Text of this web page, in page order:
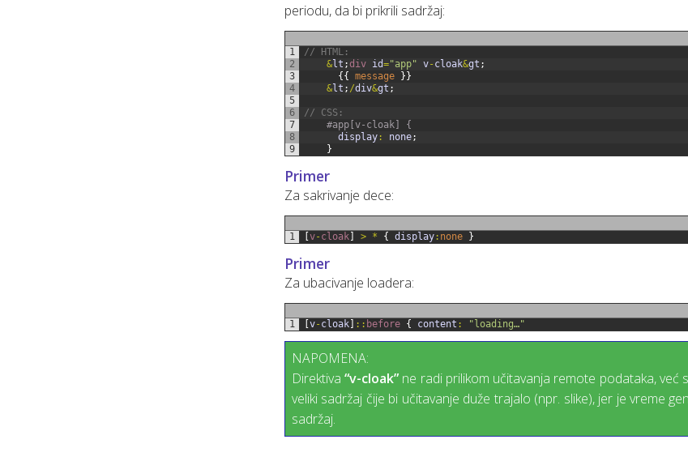
periodu, da bi prikrili sadržaj:
1
2
3
4
5
6
7
8
9
// HTML:
&lt ;div id="app" v- cloak&gt ;
{ { message } }
&lt ; /div&gt ;
// CSS:
#app[v-cloak] {
display : none;
}
Primer
Za sakrivanje dece:
1 v- cloak > * { display : none }
Primer
Za ubacivanje loadera:
1 v- cloak :: before { content : "loading…"
NAPOMENA:
Direktiva“v-cloak” ne radi prilikom učitavanja remote podataka, već
veliki sadržaj čije bi učitavanje duže trajalo (npr. slike), jer je vreme
sadržaj.